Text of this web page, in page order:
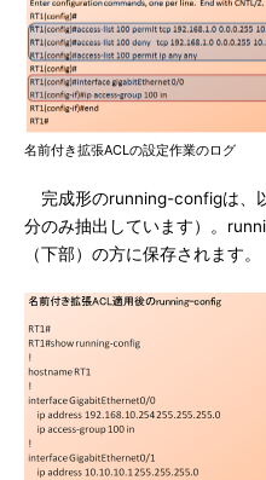
名前付き拡張ACLの設定作業のログ
完成形のrunning-configは、
分のみ抽出しています）。
（下部）の方に保存されます。